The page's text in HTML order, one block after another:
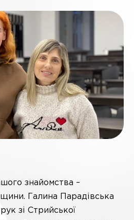
знайомства –
Галина Парадівська
зі Стрийської